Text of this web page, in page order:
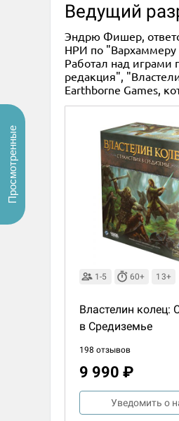
Ведущий
Эндрю Фишер,
НРИ по "Вархаммеру
Работал над играми
редакция",
Earthborne Games,
1-5 60+ 13+
Властелин колец:
в Средиземье
198 отзывов
9 990 ₽
Уведомить о
Просмотренные